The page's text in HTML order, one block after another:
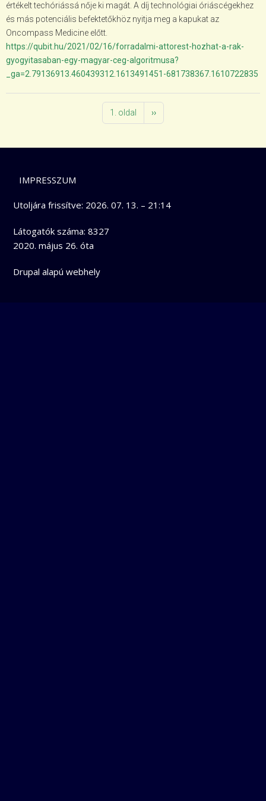
értékelt techóriássá nője ki magát. A díj technológiai óriáscégekhez
és más potenciális befektetőkhöz nyitja meg a kapukat az
Oncompass Medicine előtt.
https://qubit.hu/2021/02/16/forradalmi-attorest-hozhat-a-rak-
gyogyitasaban-egy-magyar-ceg-algoritmusa?
_ga=2.79136913.460439312.1613491451-681738367.1610722835
1. oldal Következő oldal
››
IMPRESSZUM
Utoljára frissítve: 2026. 07. 13. – 21:14
Látogatók száma: 8327
2020. május 26. óta
Drupal alapú webhely